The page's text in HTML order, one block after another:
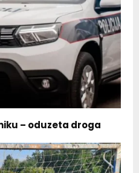
– oduzeta droga